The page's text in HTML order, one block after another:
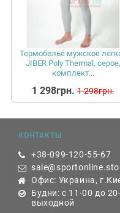
Термобельё мужское
JIBER Poly Thermal, серое,
комплект...
1 298грн. 1 298грн.
КОНТАКТЫ
+38-099-120-55-67
Офис: Украина,
Будни: с 11-00 до
выходной